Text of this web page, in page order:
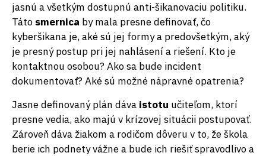
jasnú a všetkým dostupnú anti-šikanovaciu politiku.
Táto smernica by mala presne definovať, čo
kyberšikana je, aké sú jej formy a predovšetkým, aký
je presný postup pri jej nahlásení a riešení. Kto je
kontaktnou osobou? Ako sa bude incident
dokumentovať? Aké sú možné nápravné opatrenia?
Jasne definovaný plán dáva istotu učiteľom, ktorí
presne vedia, ako majú v krízovej situácii postupovať.
Zároveň dáva žiakom a rodičom dôveru v to, že škola
berie ich podnety vážne a bude ich riešiť spravodlivo a